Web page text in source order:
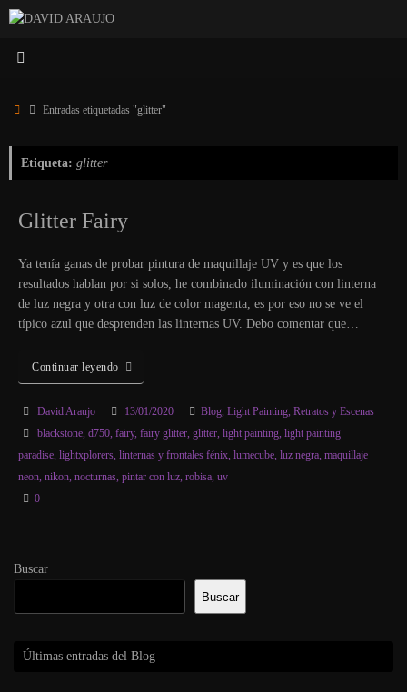
Saltar
contenido
InicioEntradas etiquetadas "glitter"
Etiqueta: glitter
Glitter Fairy
Ya tenía ganas de probar pintura de maquillaje UV y es que los
resultados hablan por si solos, he combinado iluminación con linterna
de luz negra y otra con luz de color magenta, es por eso no se ve el
típico azul que desprenden las linternas UV. Debo comentar que…
Continuar leyendo
David Araujo 13/01/2020 Blog, Light Painting, Retratos y Escenas
blackstone, d750, fairy, fairy glitter, glitter, light painting, light painting
paradise lightxplorers linternas y frontales fénix lumecube luz negra maquillaje
neon nikon nocturnas pintar con luz robisa uv
0
Buscar
Buscar
Últimas entradas del Blog